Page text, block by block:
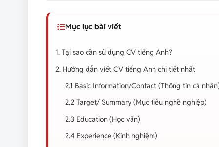
Mục lục bài viết
1. Tại sao cần sử dụng CV tiếng Anh?
2. Hướng dẫn viết CV tiếng Anh chi tiết nhất
2.1 Basic Information/Contact (Thông tin cá
2.2 Target/ Summary (Mục tiêu nghề nghiệp)
2.3 Education (Học vấn)
2.4 Experience (Kinh nghiệm)